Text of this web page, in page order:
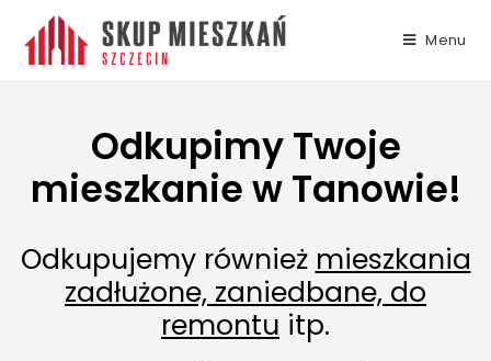
Menu
Odkupimy Twoje
mieszkanie w Tanowie!
Odkupujemy również mieszkania
zadłużone, zaniedbane, do
remontu itp.